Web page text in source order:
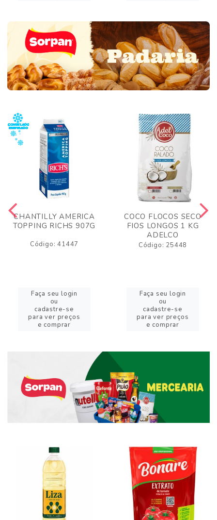
CHANTILLY AMERICA
TOPPING RICHS 907G
Código: 41447
Faça seu login
ou
cadastre-se
para ver preços
e comprar
COCO FLOCOS SECO
FIOS LONGOS 1 KG
ADELCO
Código: 25448
Faça seu login
ou
cadastre-se
para ver preços
e comprar